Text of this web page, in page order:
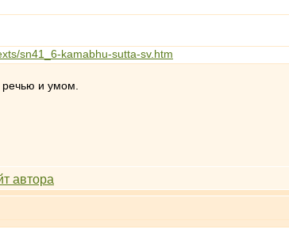
sn41_6-kamabhu-sutta-sv.htm
и умом.